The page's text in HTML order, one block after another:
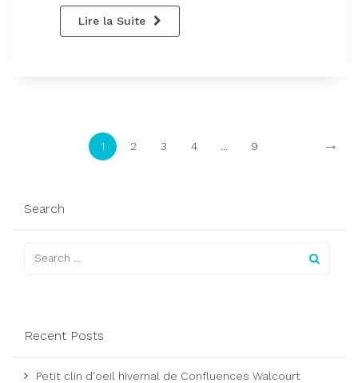
Lire la Suite
1 2 3 4 ... 9 →
Search
Recent Posts
Petit clin d'oeil hivernal de Confluences Walcourt